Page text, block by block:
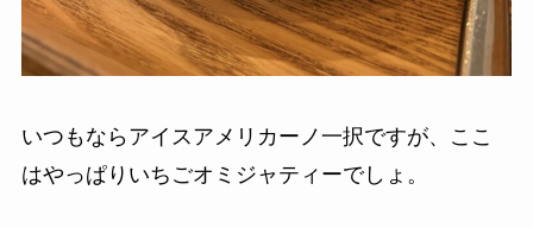
いつもならアイスアメリカーノ一択ですが、ここ
はやっぱりいちごオミジャティーでしょ。